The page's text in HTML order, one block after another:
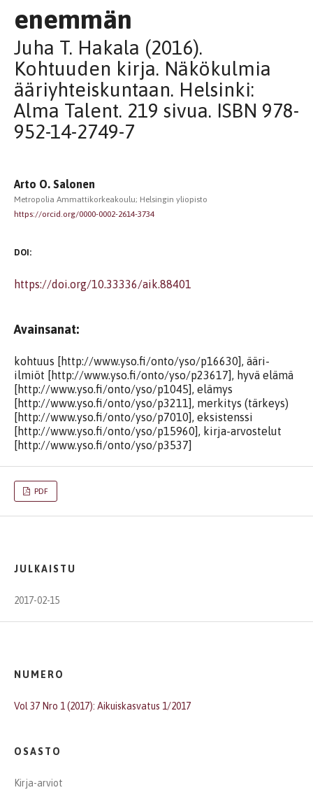
enemmän
Juha T. Hakala (2016).
Kohtuuden kirja. Näkökulmia
ääriyhteiskuntaan. Helsinki:
Alma Talent. 219 sivua. ISBN 978-
952-14-2749-7
Arto O. Salonen
Metropolia Ammattikorkeakoulu; Helsingin yliopisto
https://orcid.org/0000-0002-2614-3734
DOI:
https://doi.org/10.33336/aik.88401
Avainsanat:
kohtuus [http://www.yso.fi/onto/yso/p16630], ääri-
ilmiöt [http://www.yso.fi/onto/yso/p23617], hyvä elämä
[http://www.yso.fi/onto/yso/p1045], elämys
[http://www.yso.fi/onto/yso/p3211], merkitys (tärkeys)
[http://www.yso.fi/onto/yso/p7010], eksistenssi
[http://www.yso.fi/onto/yso/p15960], kirja-arvostelut
[http://www.yso.fi/onto/yso/p3537]
PDF
JULKAISTU
2017-02-15
NUMERO
Vol 37 Nro 1 (2017): Aikuiskasvatus 1/2017
OSASTO
Kirja-arviot